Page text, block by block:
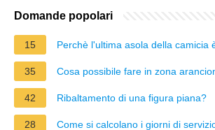
Domande popolari
15 Perchè l'ultima asola della camicia
35 Cosa possibile fare in zona
42 Ribaltamento di una figura piana?
28 Come si calcolano i giorni di